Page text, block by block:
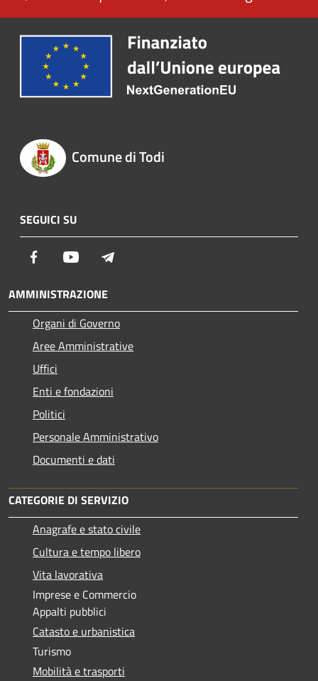
Comune di Todi
SEGUICI SU
Facebook Youtube
AMMINISTRAZIONE
Organi di Governo
Aree Amministrative
Uffici
Enti e fondazioni
Politici
Personale Amministrativo
Documenti e dati
CATEGORIE DI SERVIZIO
Anagrafe e stato civile
Cultura e tempo libero
Vita lavorativa
Imprese e Commercio
Appalti pubblici
Catasto e urbanistica
Turismo
Mobilità e trasporti